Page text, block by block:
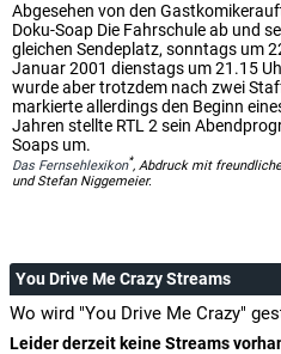
Abgesehen von den
Doku-Soap Die Fahrschule ab und
gleichen Sendeplatz, sonntags um
Januar 2001 dienstags um 21.15
wurde aber trotzdem nach zwei
markierte allerdings den Beginn
Jahren stellte RTL 2 sein
Soaps um.
Das Fernsehlexikon*, Abdruck mit
und Stefan Niggemeier.
You Drive Me Crazy Streams
Wo wird "You Drive Me Crazy"
Leider derzeit keine Streams